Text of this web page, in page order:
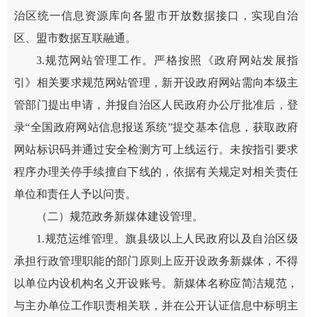
治区统一信息资源库向各盟市开放数据接口，实现自治
区、盟市数据互联融通。
3.规范网站管理工作。严格按照《政府网站发展指
引》相关要求规范网站管理，新开设政府网站需向本级主
管部门提出申请，并报自治区人民政府办公厅批准后，登
录“全国政府网站信息报送系统”提交基本信息，获取政府
网站标识码并通过安全检测方可上线运行。未按指引要求
程序办理关停手续擅自下线的，依据有关规定对相关责任
单位和责任人予以问责。
（二）规范政务新媒体建设管理。
1.规范运维管理。旗县级以上人民政府以及自治区级
承担行政管理职能的部门原则上应开设政务新媒体，不得
以单位内设机构名义开设账号。新媒体名称应简洁规范，
与主办单位工作职责相关联，并在公开认证信息中标明主